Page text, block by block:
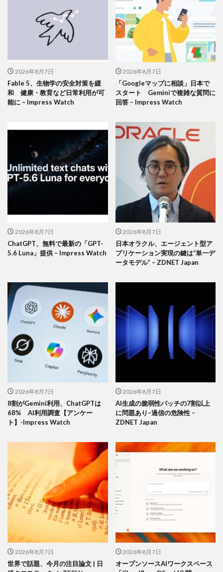
2026年8月7日
Fable 5、生物学の安全対策を緩
和 健康・教育など日常利用が可
能に – Impress Watch
2026年8月7日
「Googleマップに相談」日本で
スタート Geminiで複雑な質問に
回答 – Impress Watch
2026年8月7日
ChatGPT、無料で最新の「GPT-
5.6 Luna」提供 – Impress Watch
2026年8月7日
日本オラクル、エージェント型ア
プリケーション実現の鍵は“単一デ
ータモデル” – ZDNET Japan
2026年8月7日
8割がGemini利用、ChatGPTは
68% AI利用調査【アンケー
ト】-Impress Watch
2026年8月7日
AI生成の脆弱性パッチの7割以上
に問題あり–過信の危険性 –
ZDNET Japan
2026年8月7日
世界で話題、今月の注目論文 | 日
2026年8月7日
オープンソースAIワークスペース